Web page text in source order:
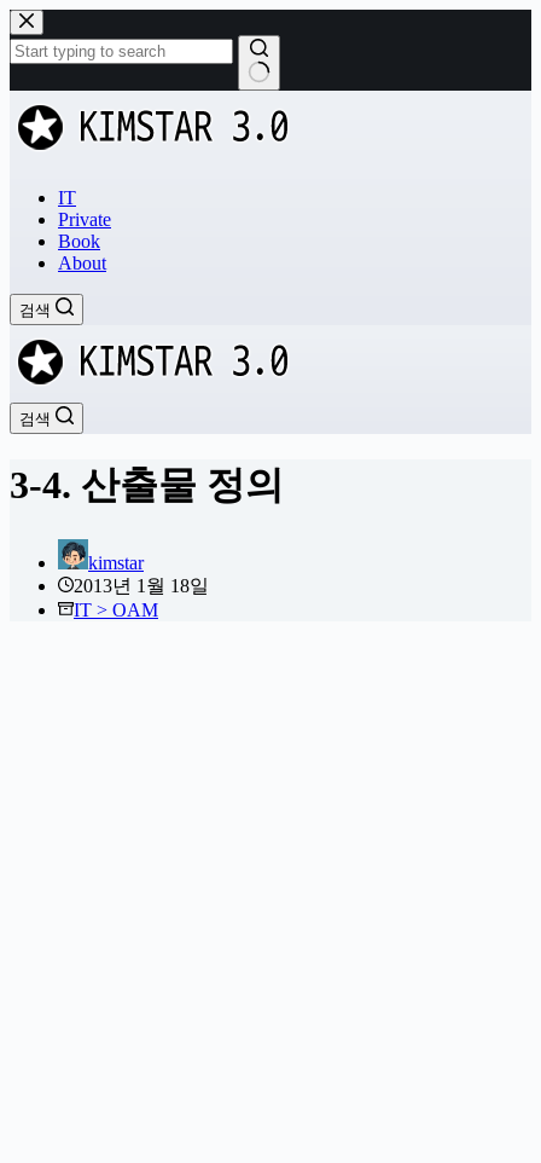
본
문
으
로
건
너
과
없
IT
Private
Book
About
검색
검색
3-4. 산출물 정의
kimstar
2013년 1월 18일
IT > OAM